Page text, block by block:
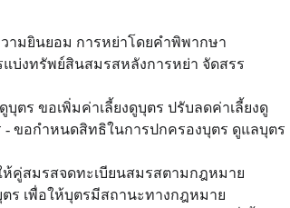
ามยินยอม การหย่าโดยคำพิพากษา
บ่งทรัพย์สินสมรสหลังการหย่า จัดสรร
บุตร ขอเพิ่มค่าเลี้ยงดูบุตร ปรับลดค่าเลี้ยงดู
- ขอกำหนดสิทธิในการปกครองบุตร ดูแลบุตร
คู่สมรสจดทะเบียนสมรสตามกฎหมาย
ร เพื่อให้บุตรมีสถานะทางกฎหมาย